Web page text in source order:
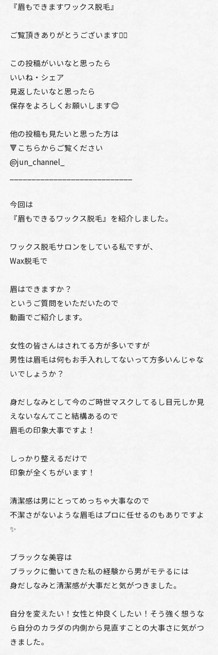
『眉もできますワックス脱毛』
ご覧頂きありがとうございます🙇‍♂️
この投稿がいいなと思ったら
いいね・シェア
見返したいなと思ったら
保存をよろしくお願いします😊
他の投稿も見たいと思った方は
🔻こちらからご覧ください
@jun_channel_
今回は
『眉もできるワックス脱毛』を紹介しました。
ワックス脱毛サロンをしている私ですが、
Wax脱毛で
眉はできますか？
というご質問をいただいたので
動画でご紹介します。
女性の皆さんはされてる方が多いですが
男性は眉毛は何もお手入れしてないって方多いんじゃな
いでしょうか？
身だしなみとして今のご時世マスクしてるし目元しか見
えないなんてこと結構あるので
眉毛の印象大事ですよ！
しっかり整えるだけで
印象が全くちがいます！
清潔感は男にとってめっちゃ大事なので
不潔さがないような眉毛はプロに任せるのもありですよ
✨
ブラックな美容は
ブラックに働いてきた私の経験から男がモテるには
身だしなみと清潔感が大事だと気がつきました。
自分を変えたい！女性と仲良くしたい！そう強く想うな
ら自分のカラダの内側から見直すことの大事さに気がつ
きました。